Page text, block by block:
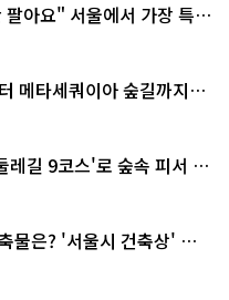
아요" 서울에서 가장 특별
메타세쿼이아 숲길까지…
레길 9코스'로 숲속 피서 떠
물은? '서울시 건축상' 수